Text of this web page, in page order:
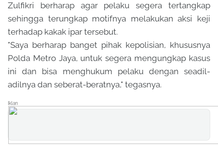
Zulfikri berharap agar pelaku segera tertangkap
sehingga terungkap motifnya melakukan aksi keji
terhadap kakak ipar tersebut.
"Saya berharap banget pihak kepolisian, khususnya
Polda Metro Jaya, untuk segera mengungkap kasus
ini dan bisa menghukum pelaku dengan seadil-
adilnya dan seberat-beratnya," tegasnya.
Iklan